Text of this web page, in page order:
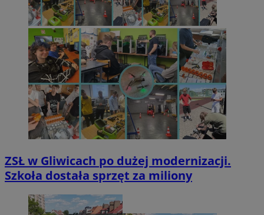
ZSŁ w Gliwicach po dużej modernizacji.
Szkoła dostała sprzęt za miliony